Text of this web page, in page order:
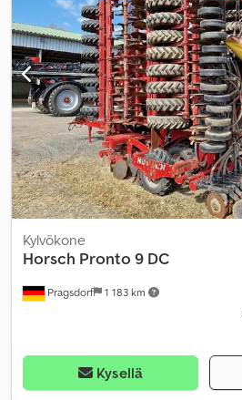
Pragsdorf 1 183 km
Kylvökone
Horsch Pronto 9 DC
Kysellä